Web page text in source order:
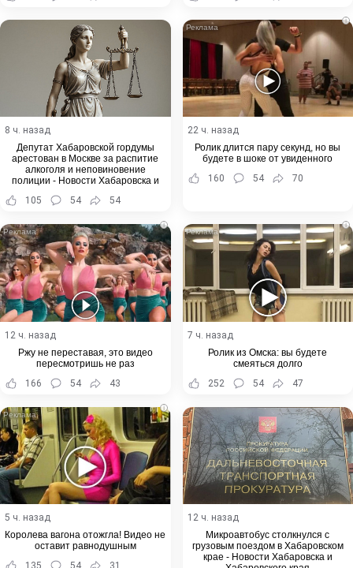
8 ч. назад
Депутат Хабаровской гордумы
арестован в Москве за распитие
алкоголя и неповиновение
полиции - Новости Хабаровска и
105 54 54
i
22 ч. назад
Ролик длится пару секунд, но вы
будете в шоке от увиденного
160
54 70
i
12 ч. назад
Ржу не переставая, это видео
пересмотришь не раз
166
54 43
i
7 ч. назад
Ролик из Омска: вы будете
смеяться долго
252
54 47
i
5 ч. назад
Королева вагона отожгла! Видео не
оставит равнодушным
135
54 31
12 ч. назад
Микроавтобус столкнулся с
грузовым поездом в Хабаровском
крае - Новости Хабаровска и